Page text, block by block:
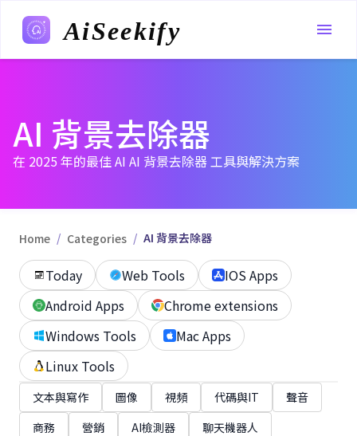
AiSeekify
AI 背景去除器
在 2025 年的最佳 AI AI 背景去除器 工具與解決方案
Home / Categories / AI 背景去除器
Today Web Tools
IOS Apps
Android Apps
Chrome extensions
Windows Tools
Mac Apps
Linux Tools
文本與寫作 圖像 視頻 代碼與IT
聲音
商務
營銷 AI檢測器
聊天機器人